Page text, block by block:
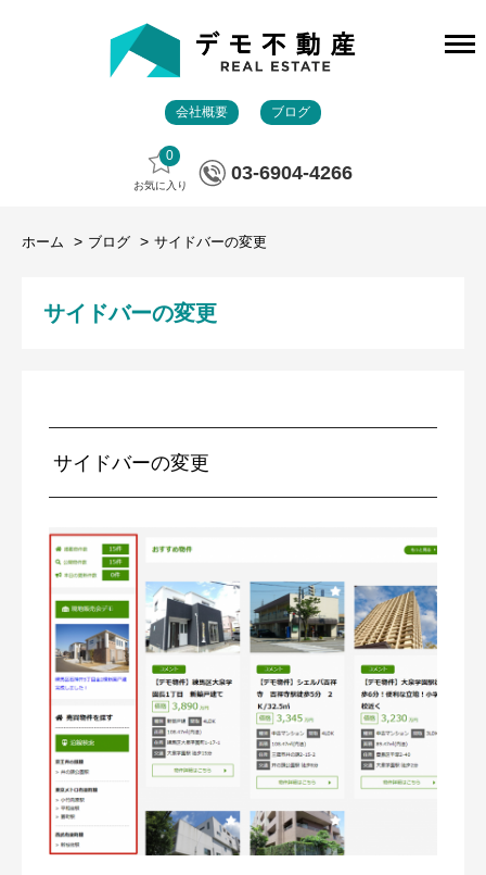
会社概要 ブログ
0
お気に入り
03-6904-4266
ホーム ブログ サイドバーの変更
サイドバーの変更
サイドバーの変更